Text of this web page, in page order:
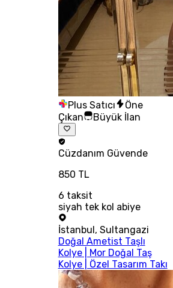
Plus Satıcı
Öne
Çıkan
Büyük İlan
Cüzdanım Güvende
850 TL
6 taksit
siyah tek kol abiye
İstanbul, Sultangazi
Doğal Ametist Taşlı
Kolye | Mor Doğal Taş
Kolye | Özel Tasarım Takı